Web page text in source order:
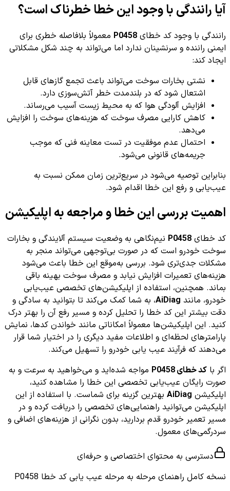
آیا رانندگی با وجود این خطا خطرناک است؟
رانندگی با وجود کد خطای P0458 معمولاً بلافاصله خطری برای
ایمنی راننده و سرنشینان ندارد اما می‌تواند به چند شکل مشکلاتی
ایجاد کند:
نشتی بخارات سوخت می‌تواند باعث تجمع گازهای قابل
اشتعال شود که در بلندمدت خطر آتش‌سوزی دارد.
افزایش آلودگی هوا که به محیط زیست آسیب می‌رساند.
کاهش کارایی مصرف سوخت که هزینه‌های سوخت را افزایش
می‌دهد.
احتمال عدم موفقیت در تست معاینه فنی که موجب
جریمه‌های قانونی می‌شود.
بنابراین توصیه می‌شود در سریع‌ترین زمان ممکن نسبت به
عیب‌یابی و رفع این خطا اقدام شود.
اهمیت بررسی این خطا و مراجعه به اپلیکیشن
کد خطای P0458 نیم‌نگاهی به وضعیت سیستم آلایندگی و بخارات
سوخت خودرو است که در صورت بی‌توجهی می‌تواند منجر به
مشکلات جدی‌تری شود. بررسی به‌موقع این خطا باعث می‌شود
هزینه‌های تعمیرات افزایش نیابد و مصرف سوخت بهینه باقی
بماند. همچنین، استفاده از اپلیکیشن‌های تخصصی عیب‌یابی
خودرو، مانند AiDiag، به شما کمک می‌کند تا بتوانید به سادگی و
دقت بیشتر این کد خطا را تحلیل کرده و مسیر رفع آن را بهتر درک
کنید. این اپلیکیشن‌ها معمولاً امکاناتی مانند خواندن کدها، نمایش
پارامترهای لحظه‌ای و اطلاعات مفید دیگری را در اختیار شما قرار
می‌دهند که فرآیند عیب یابی خودرو را تسهیل می‌کند.
اگر با کد خطای P0458
مواجه شده‌اید و می‌خواهید به سرعت و به
صورت رایگان عیب‌یابی تخصصی این خطا را مشاهده کنید،
اپلیکیشن AiDiag بهترین گزینه برای شماست. با استفاده از این
اپلیکیشن می‌توانید راهنمایی‌های تخصصی را دریافت کرده و در
مسیر تعمیر خودرو قدم بردارید، بدون نگرانی از هزینه‌های اضافی و
سردرگمی‌های معمول.
دسترسی به محتوای اختصاصی و حرفه‌ای
نسخه کامل راهنمای مرحله به مرحله عیب یابی کد خطا P0458